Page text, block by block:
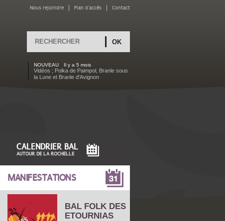
Nous rejoindre Plan d'accès Contact
FORMULAIRE DE
RECHERCHE
CALENDRIER BAL
AUTOUR DE LA ROCHELLE
NOUVEAU Il y a 5 mois
Vidéos ; Polka de Paimpol, Branle sous
la Lune et Branle d'Avignon
MANIFESTATIONS
BAL FOLK DES
ETOURNIAS